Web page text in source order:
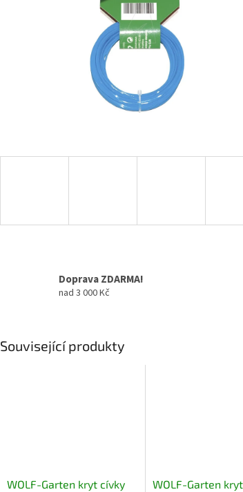
Doprava ZDARMA!
nad 3 000 Kč
Související produkty
WOLF-Garten kryt cívky
WOLF-Garten